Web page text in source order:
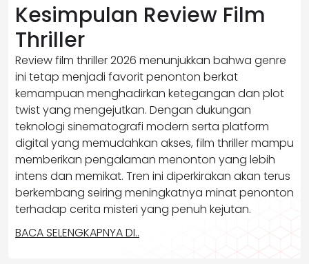
Kesimpulan Review Film
Thriller
Review film thriller 2026 menunjukkan bahwa genre
ini tetap menjadi favorit penonton berkat
kemampuan menghadirkan ketegangan dan plot
twist yang mengejutkan. Dengan dukungan
teknologi sinematografi modern serta platform
digital yang memudahkan akses, film thriller mampu
memberikan pengalaman menonton yang lebih
intens dan memikat. Tren ini diperkirakan akan terus
berkembang seiring meningkatnya minat penonton
terhadap cerita misteri yang penuh kejutan.
BACA SELENGKAPNYA DI..